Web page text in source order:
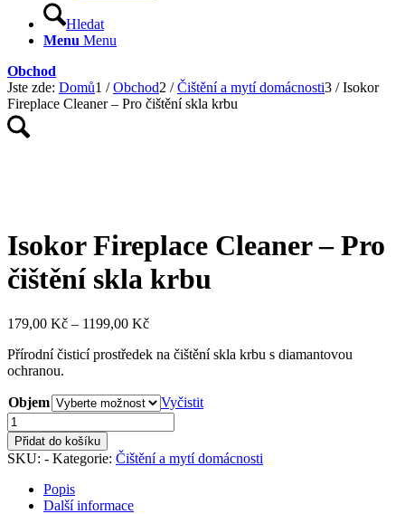
Hledat
Menu Menu
Obchod
Jste zde: Domů1 / Obchod2 / Čištění a mytí domácnosti3 / Isokor
Fireplace Cleaner – Pro čištění skla krbu
Isokor Fireplace Cleaner – Pro
čištění skla krbu
179,00 Kč – 1199,00 KčRozpětí
179,00 Kč
Přírodní čisticí prostředek na čištění skla krbu s diamantovou
ochranou.
Objem
Vyčistit
Isokor
Fireplace
Cleaner
-
čištění
Přidat do košíku
SKU: - Kategorie: Čištění a mytí domácnosti
Popis
Další informace